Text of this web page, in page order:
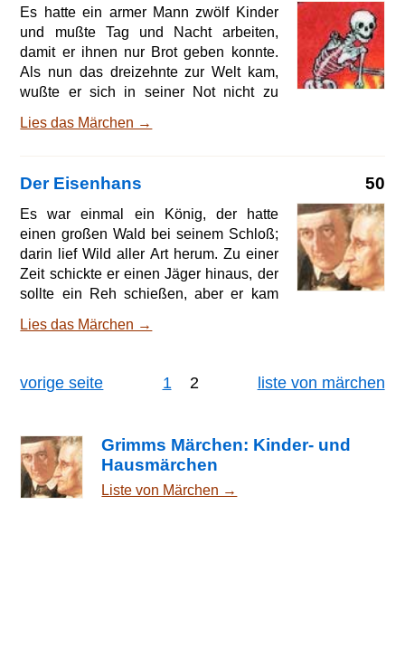
die Bratwurst aber sollte kochen. Wem
zu wohl ist, den gelüstet immer nach
neuen Dingen! Also eines Tages stieß
dem Vöglein unterwegs ein anderer
Vogel auf, dem es seine treffliche
Derselbe andere Vogel schalt es abe
Es hatte ein armer Mann zwölf Kinder
und mußte Tag und Nacht arbeiten,
damit er ihnen nur Brot geben konnte.
Als nun das dreizehnte zur Welt kam,
wußte er sich in seiner Not nicht zu
Landstraße und wollte den ersten, der
liebe Gott. Der wußte schon, was er auf
dem Herzen hatte, und sprach zu ihm:
Armer Mann, du dauerst mich, ich will
dein Kind aus der Taufe heben, will für
es sorgen und es glücklich machen auf
Erden. Der Mann sprach: Wer bist du? -
Lies das Märchen →
50
Der Eisenhans
Es war einmal ein König, der hatte
einen großen Wald bei seinem Schloß;
darin lief Wild aller Art herum. Zu einer
Zeit schickte er einen Jäger hinaus, der
sollte ein Reh schießen, aber er kam
Unglück zugestoßen«, sagte der König
andere Jäger hinaus, die sollten ihn
aufsuchen; aber die blieben auch weg.
Jäger kommen und sprach: »Streift
durch den ganzen Wald und laßt nicht
ab, bis ihr sie alle drei gefunden habt!«
Aber auch von diesen kam keiner
Lies das Märchen →
vorige seite liste von märchen
1 2
Grimms Märchen: Kinder- und
Hausmärchen
Liste von Märchen →